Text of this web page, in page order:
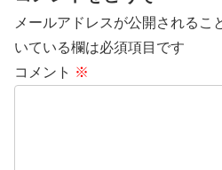
メールアドレスが公開されるこ
いている欄は必須項目です
コメント ※